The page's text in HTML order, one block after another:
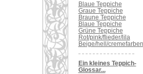
Blaue Teppiche
Graue Teppiche
Braune Teppiche
Blaue Teppiche
Grüne Teppiche
Rot/pink/flieder/lila
Beige/hell/cremefarben
Ein kleines Teppich-
Glossar...